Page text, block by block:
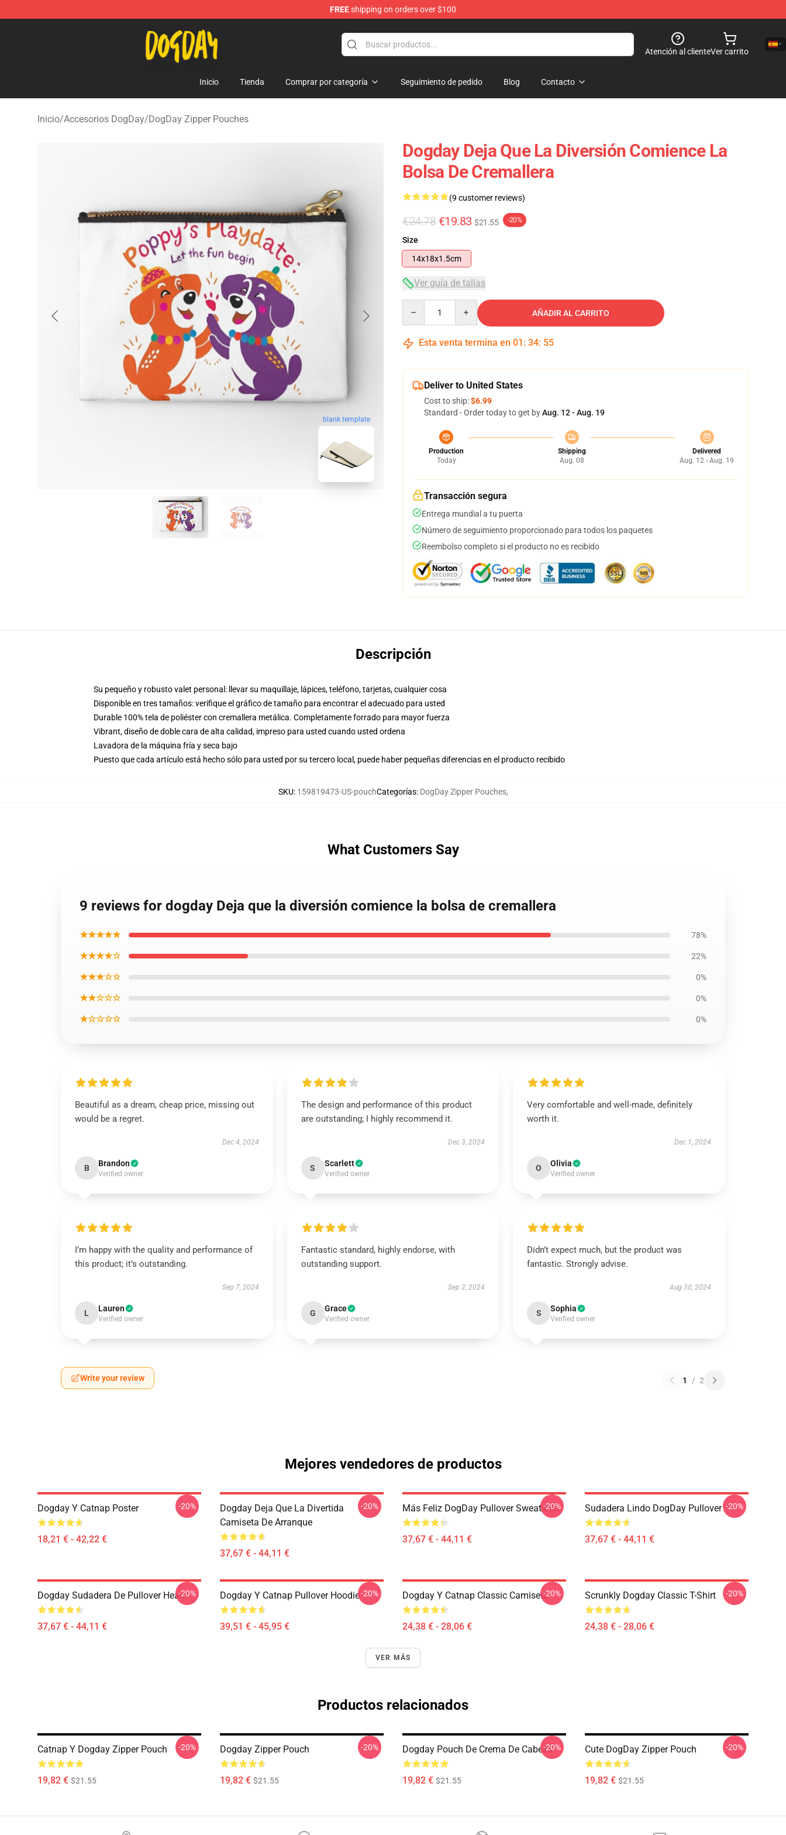
FREEshipping on orders over $100
DogDay Store - Official DogDay Merchandise Shop
Atención al clienteVer carrito
Inicio Tienda Comprar por categoría Seguimiento de pedido Blog Contacto
Inicio/Accesorios DogDay/DogDay Zipper Pouches
blank template
Dogday Deja Que La Diversión Comience La
Bolsa De Cremallera
(9 customer reviews)
€24.78 €19.83 $21.55 -20%
Size
14x18x1.5cm
Ver guía de tallas
AÑADIR AL CARRITO
Esta venta termina en 01 : 34: 54
Deliver to United States
Cost to ship:$6.99
Standard - Order today to get byAug. 12 - Aug. 19
Production
Today
Shipping
Aug. 08
Delivered
Aug. 12 - Aug. 19
Transacción segura
Entrega mundial a tu puerta
Número de seguimiento proporcionado para todos los paquetes
Reembolso completo si el producto no es recibido
Descripción
Su pequeño y robusto valet personal: llevar su maquillaje, lápices, teléfono, tarjetas, cualquier cosa
Disponible en tres tamaños: verifique el gráfico de tamaño para encontrar el adecuado para usted
Durable 100% tela de poliéster con cremallera metálica. Completamente forrado para mayor fuerza
Vibrant, diseño de doble cara de alta calidad, impreso para usted cuando usted ordena
Lavadora de la máquina fría y seca bajo
Puesto que cada artículo está hecho sólo para usted por su tercero local, puede haber pequeñas diferencias en el producto recibido
SKU: 159819473-US-pouchCategorías: DogDay Zipper Pouches,
What Customers Say
9 reviews for dogday Deja que la diversión comience la bolsa de cremallera
★★★★★ 78%
★★★★☆ 22%
★★★☆☆ 0%
★★☆☆☆ 0%
★☆☆☆☆ 0%
Beautiful as a dream, cheap price, missing out
would be a regret.
Dec 4, 2024
B Brandon
Verified owner
The design and performance of this product
are outstanding; I highly recommend it.
Dec 3, 2024
S Scarlett
Verified owner
Very comfortable and well-made, definitely
worth it.
Dec 1, 2024
O Olivia
Verified owner
I’m happy with the quality and performance of
this product; it’s outstanding.
Sep 7, 2024
L Lauren
Verified owner
Fantastic standard, highly endorse, with
outstanding support.
Sep 2, 2024
G Grace
Verified owner
Didn’t expect much, but the product was
fantastic. Strongly advise.
Aug 30, 2024
S Sophia
Verified owner
Write your review 1 / 2
Mejores vendedores de productos
Dogday Y Catnap Poster
18,21 € - 42,22 €
-20%
Dogday Deja Que La Divertida
Camiseta De Arranque
37,67 € - 44,11 €
-20% Más Feliz DogDay Pullover Sweatshirt
37,67 € - 44,11 €
-20% Sudadera Lindo DogDay Pullover
37,67 € - 44,11 €
-20%
Dogday Sudadera De Pullover Head
37,67 € - 44,11 €
-20% Dogday Y Catnap Pullover Hoodie
39,51 € - 45,95 €
-20% Dogday Y Catnap Classic Camiseta
24,38 € - 28,06 €
-20% Scrunkly Dogday Classic T-Shirt
24,38 € - 28,06 €
-20%
VER MÁS
Productos relacionados
Catnap Y Dogday Zipper Pouch
19,82 € $21.55
-20% Dogday Zipper Pouch
19,82 € $21.55
-20% Dogday Pouch De Crema De Cabeza
19,82 € $21.55
-20% Cute DogDay Zipper Pouch
19,82 € $21.55
-20%